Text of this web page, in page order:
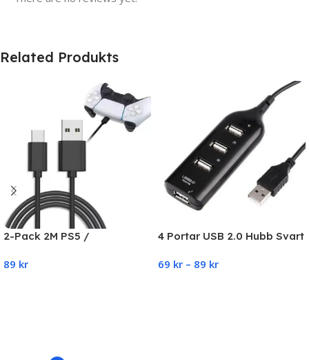
Related Produkts
2-Pack 2M PS5 /
handkontroll
89 kr
4 Portar USB 2.0 Hubb Svart
69 kr – 89 kr